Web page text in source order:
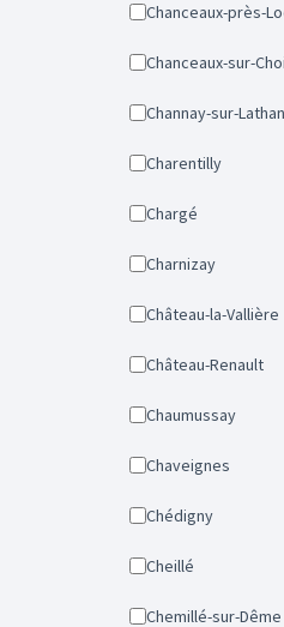
Chanceaux-près-
Chanceaux-sur-
Channay-sur-Lathan
Charentilly
Chargé
Charnizay
Château-la-Vallière
Château-Renault
Chaumussay
Chaveignes
Chédigny
Cheillé
Chemillé-sur-Dême